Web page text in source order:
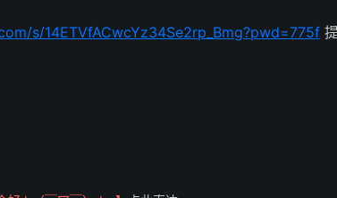
s/14ETVfACwcYz34Se2rp_Bmg?pwd=775f